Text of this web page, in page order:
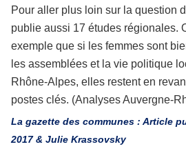
Pour aller plus loin sur la question
publie aussi 17 études régionales.
exemple que si les femmes sont
les assemblées et la vie politique
Rhône-Alpes, elles restent en
postes clés. (Analyses Auvergne-
La gazette des communes : Article
2017 & Julie Krassovsky